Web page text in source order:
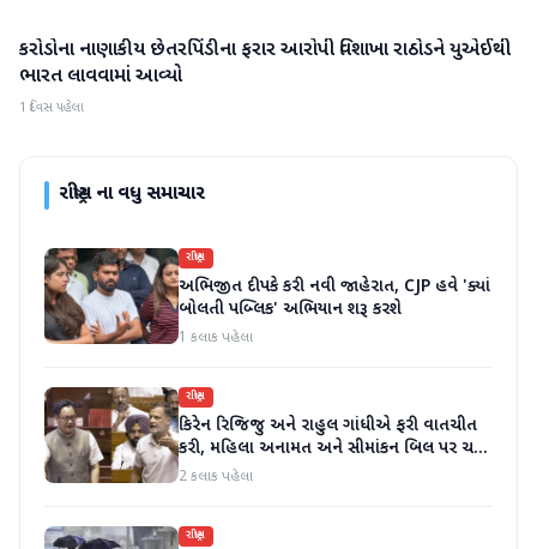
રાષ્ટ્રીય
કરોડોના નાણાકીય છેતરપિંડીના ફરાર આરોપી વિશાખા રાઠોડને યુએઈથી
ભારત લાવવામાં આવ્યો
1 દિવસ પહેલા
રાષ્ટ્રીયના વધુ સમાચાર
રાષ્ટ્રીય
અભિજીત દીપકે કરી નવી જાહેરાત, CJP હવે 'ક્યાં
બોલતી પબ્લિક' અભિયાન શરૂ કરશે
1 કલાક પહેલા
રાષ્ટ્રીય
કિરેન રિજિજુ અને રાહુલ ગાંધીએ ફરી વાતચીત
કરી, મહિલા અનામત અને સીમાંકન બિલ પર ચર્ચા
કરી
2 કલાક પહેલા
રાષ્ટ્રીય